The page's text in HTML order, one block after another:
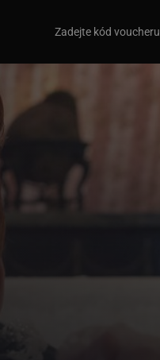
Zadejte kód voucheru